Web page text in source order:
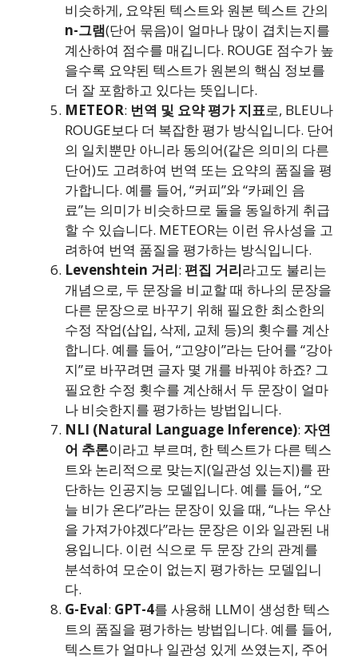
비슷하게, 요약된 텍스트와 원본 텍스트 간의
n-그램(단어 묶음)이 얼마나 많이 겹치는지를
계산하여 점수를 매깁니다. ROUGE 점수가 높
을수록 요약된 텍스트가 원본의 핵심 정보를
더 잘 포함하고 있다는 뜻입니다.
METEOR: 번역 및 요약 평가 지표로, BLEU나
ROUGE보다 더 복잡한 평가 방식입니다. 단어
의 일치뿐만 아니라 동의어(같은 의미의 다른
단어)도 고려하여 번역 또는 요약의 품질을 평
가합니다. 예를 들어, “커피”와 “카페인 음
료”는 의미가 비슷하므로 둘을 동일하게 취급
할 수 있습니다. METEOR는 이런 유사성을 고
려하여 번역 품질을 평가하는 방식입니다.
Levenshtein 거리: 편집 거리라고도 불리는
개념으로, 두 문장을 비교할 때 하나의 문장을
다른 문장으로 바꾸기 위해 필요한 최소한의
수정 작업(삽입, 삭제, 교체 등)의 횟수를 계산
합니다. 예를 들어, “고양이”라는 단어를 “강아
지”로 바꾸려면 글자 몇 개를 바꿔야 하죠? 그
필요한 수정 횟수를 계산해서 두 문장이 얼마
나 비슷한지를 평가하는 방법입니다.
NLI (Natural Language Inference): 자연
어 추론이라고 부르며, 한 텍스트가 다른 텍스
트와 논리적으로 맞는지(일관성 있는지)를 판
단하는 인공지능 모델입니다. 예를 들어, “오
늘 비가 온다”라는 문장이 있을 때, “나는 우산
을 가져가야겠다”라는 문장은 이와 일관된 내
용입니다. 이런 식으로 두 문장 간의 관계를
분석하여 모순이 없는지 평가하는 모델입니
다.
G-Eval: GPT-4를 사용해 LLM이 생성한 텍스
트의 품질을 평가하는 방법입니다. 예를 들어,
텍스트가 얼마나 일관성 있게 쓰였는지, 주어